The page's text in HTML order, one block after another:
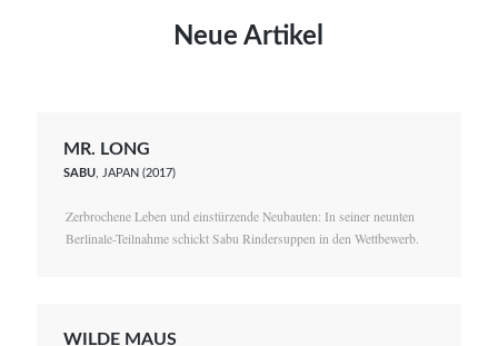
Neue Artikel
MR. LONG
SABU, JAPAN (2017)
Zerbrochene Leben und einstürzende Neubauten: In seiner neunten
Berlinale-Teilnahme schickt Sabu Rindersuppen in den Wettbewerb.
WILDE MAUS